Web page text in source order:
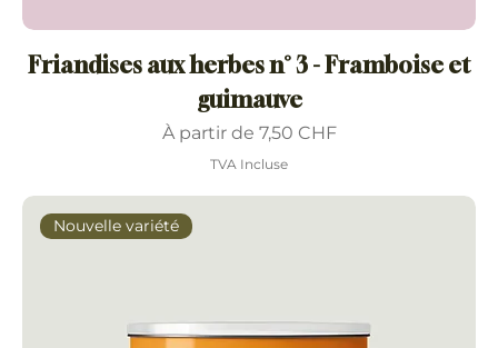
Friandises aux herbes n° 3 - Framboise et
guimauve
À partir de 7,50 CHF
Prix promotionnel
TVA Incluse
Nouvelle variété